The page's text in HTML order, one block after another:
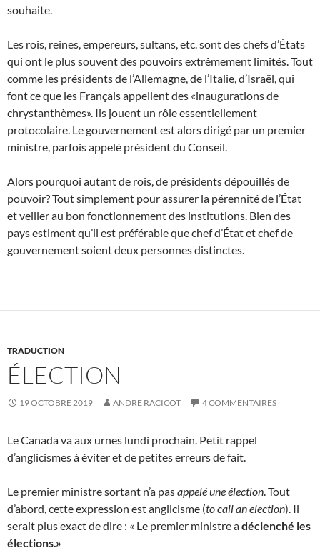
souhaite.
Les rois, reines, empereurs, sultans, etc. sont des chefs d’États
qui ont le plus souvent des pouvoirs extrêmement limités. Tout
comme les présidents de l’Allemagne, de l’Italie, d’Israël, qui
font ce que les Français appellent des «inaugurations de
chrystanthèmes». Ils jouent un rôle essentiellement
protocolaire. Le gouvernement est alors dirigé par un premier
ministre, parfois appelé président du Conseil.
Alors pourquoi autant de rois, de présidents dépouillés de
pouvoir? Tout simplement pour assurer la pérennité de l’État
et veiller au bon fonctionnement des institutions. Bien des
pays estiment qu’il est préférable que chef d’État et chef de
gouvernement soient deux personnes distinctes.
TRADUCTION
ÉLECTION
19 OCTOBRE 2019 ANDRE RACICOT 4 COMMENTAIRES
Le Canada va aux urnes lundi prochain. Petit rappel
d’anglicismes à éviter et de petites erreurs de fait.
Le premier ministre sortant n’a pasappelé une élection. Tout
d’abord, cette expression est anglicisme (to call an election). Il
serait plus exact de dire : « Le premier ministre adéclenché les
élections.»